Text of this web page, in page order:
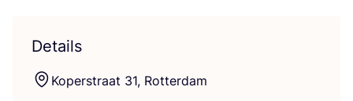
Details
Koperstraat 31, Rotterdam